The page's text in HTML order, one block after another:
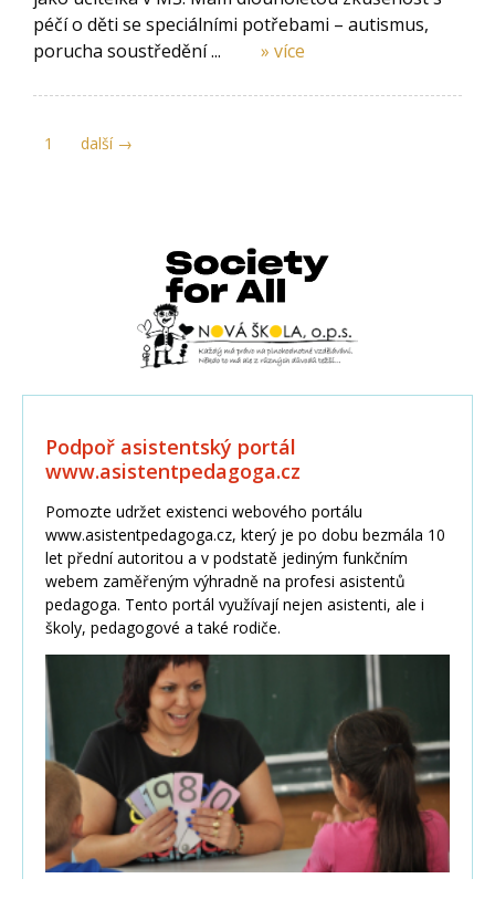
péčí o děti se speciálními potřebami – autismus,
porucha soustředění ...
» více
1 další →